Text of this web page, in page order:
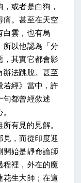
或者是白狗，
痛。甚至在天空
白雲，也有烏
所以他認為「分
，其實它都會影
辦法跳脫。甚至
若經》當中，許
句都曾經敘述
有見的見解。
見，而從印度迎
開始是靜命論師
程裡，外在的魔
花生大師；在這